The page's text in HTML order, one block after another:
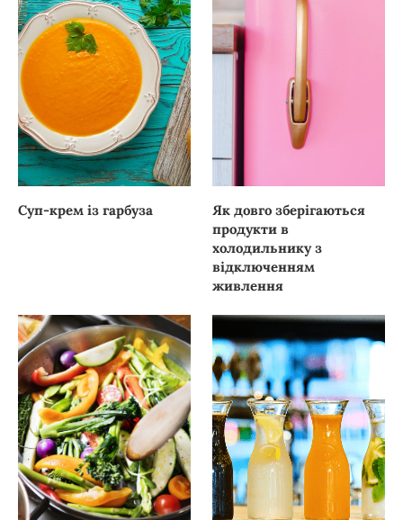
Суп-крем із гарбуза
Як довго зберігаються
продукти в
холодильнику з
відключенням
живлення